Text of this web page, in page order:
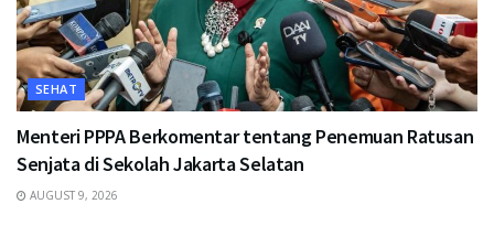
SEHAT
Menteri PPPA Berkomentar tentang Penemuan Ratusan
Senjata di Sekolah Jakarta Selatan
AUGUST 9, 2026